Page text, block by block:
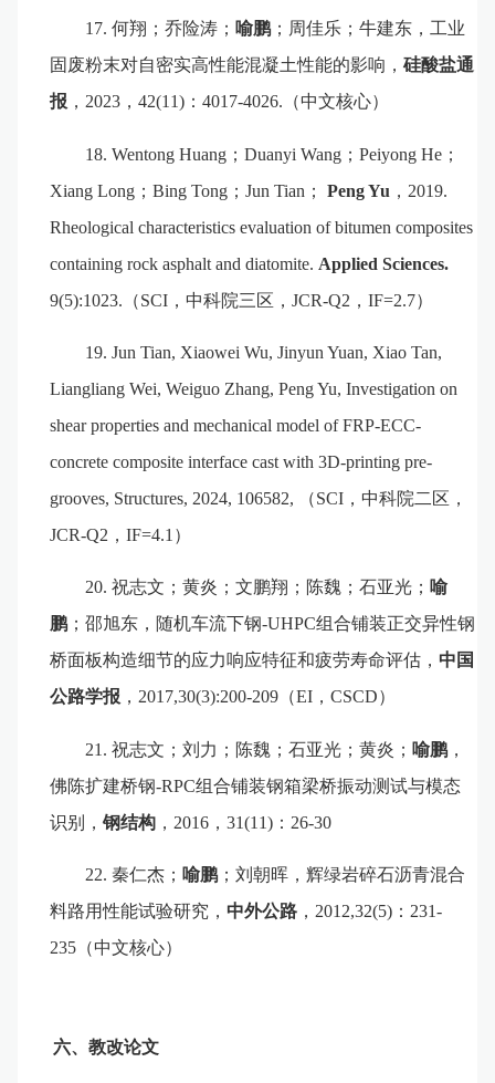
17.何翔；乔险涛；喻鹏；周佳乐；牛建东 ，工业
固废粉末对自密实高性能混凝土性能的影响， 硅酸盐通
报 ， 2023 ， 42(11) ： 4017-4026. （中文核心）
18.Wentong Huang ；Duanyi Wang ；Peiyong He ；
Xiang Long ； Bing Tong ； Jun Tian ； Peng Yu ， 2019.
Rheological characteristics evaluation ofbitumen composites
containing rock asphalt and diatomite. Applied Sciences.
9(5):1023. （SCI ，中科院三区， JCR-Q2 ， IF=2.7）
19.Jun Tian, Xiaowei Wu, Jinyun Yuan, Xiao Tan,
Liangliang Wei, Weiguo Zhang, Peng Yu, Investigation on
shear properties and mechanical model of FRP-ECC-
concrete composite interface cast with 3D-printing pre-
grooves, Structures, 2024, 106582, （SCI ，中科院二区，
JCR-Q2 ， IF=4.1）
20.祝志文 ；黄炎 ；文鹏翔 ； 陈魏 ；石亚光 ；喻
鹏； 邵旭东 ， 随机车流下钢-UHPC组合铺装正交异性钢
桥面板构造细节的应力响应特征和疲劳寿命评估， 中国
公路学报 ， 2017,30(3):200-209 （EI ， CSCD）
21.祝志文 ；刘力 ； 陈魏 ；石亚光 ；黄炎 ；喻鹏，
佛陈扩建桥钢-RPC组合铺装钢箱梁桥振动测试与模态
识别， 钢结构 ， 2016 ， 31(11) ： 26-30
22. 秦仁杰 ；喻鹏；刘朝晖 ，辉绿岩碎石沥青混合
料路用性能试验研究， 中外公路 ， 2012,32(5) ： 231-
235 （中文核心）
六、教改论文